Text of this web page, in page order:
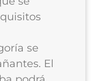
se
El